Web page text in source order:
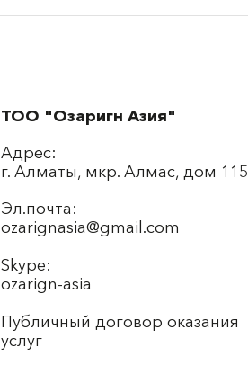
ТОО "Озаригн Азия"
Адрес:
г. Алматы, мкр. Алмас, дом 115
Эл.почта:
ozarignasia@gmail.com
Skype:
ozarign-asia
Публичный договор оказания
услуг